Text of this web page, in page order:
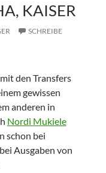
KAISER
SCHREIBE
den Transfers
gewissen
anderen in
Nordi Mukiele
schon bei
Ausgaben von